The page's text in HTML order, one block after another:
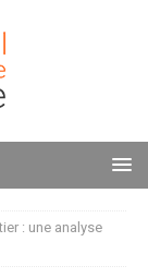
: une analyse